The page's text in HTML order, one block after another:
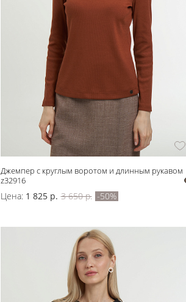
Джемпер с круглым воротом и длинным рукавом
z32916
Цена: 1 825 р. 3 650 р. -50%